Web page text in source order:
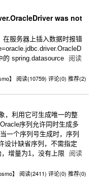
was not
服务器上插入数据时报错
的 spring.datasource
阅读
】 阅读(10759) 评论(0) 推荐(2)
，利用它可生成唯一的整
序列允许同时生成多
一个序列号生成时，序列
设计缺省序列，不需指定
增量为1，没有上限
阅读
】 阅读(2411) 评论(0) 推荐(0)